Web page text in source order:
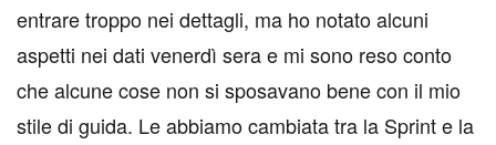
entrare troppo nei dettagli, ma ho notato alcuni
aspetti nei dati venerdì sera e mi sono reso conto
che alcune cose non si sposavano bene con il mio
stile di guida. Le abbiamo cambiata tra la Sprint e la